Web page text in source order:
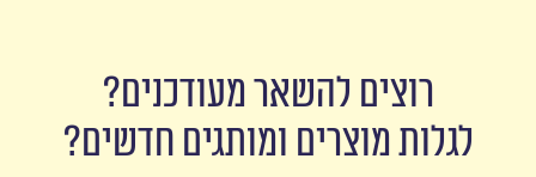
רוצים להשאר מעודכנים?
לגלות מוצרים ומותגים חדשים?